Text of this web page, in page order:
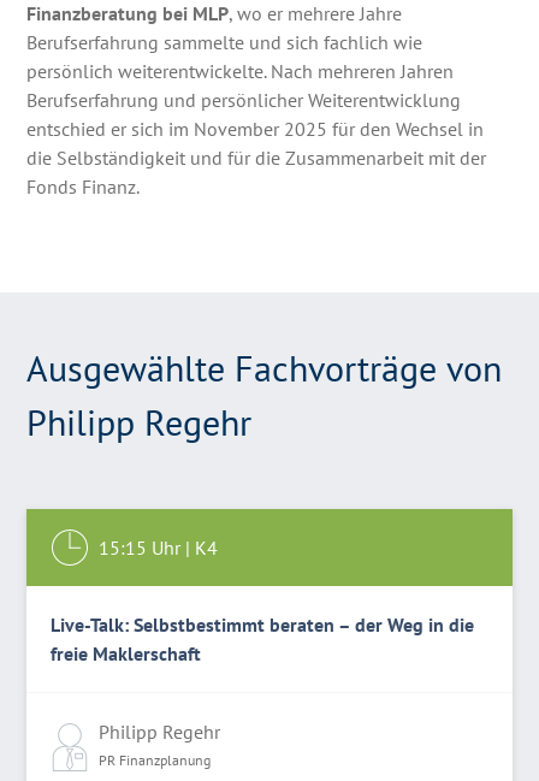
Finanzberatung bei MLP, wo er mehrere Jahre
Berufserfahrung sammelte und sich fachlich wie
persönlich weiterentwickelte. Nach mehreren Jahren
Berufserfahrung und persönlicher Weiterentwicklung
entschied er sich im November 2025 für den Wechsel in
die Selbständigkeit und für die Zusammenarbeit mit der
Fonds Finanz.
Ausgewählte Fachvorträge von
Philipp Regehr
15:15 Uhr | K4
Live-Talk: Selbstbestimmt beraten – der Weg in die
freie Maklerschaft
Philipp Regehr
PR Finanzplanung